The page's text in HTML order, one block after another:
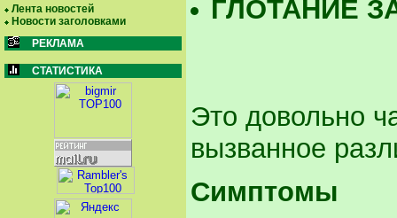
Лента новостей
Новости заголовками
РЕКЛАМА
СТАТИСТИКА
ГЛОТАНИЕ
Это довольно
вызванное
Симптомы